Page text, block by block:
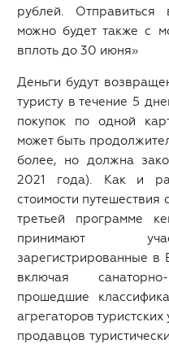
рублей.
можно будет также с
вплоть до 30 июня»
Деньги будут
туристу в течение 5
покупок по одной
может быть
более, но должна
2021 года). Как и
стоимости путешествия
третьей программе
принимают
зарегистрированные в
включая
прошедшие
агрегаторов
продавцов